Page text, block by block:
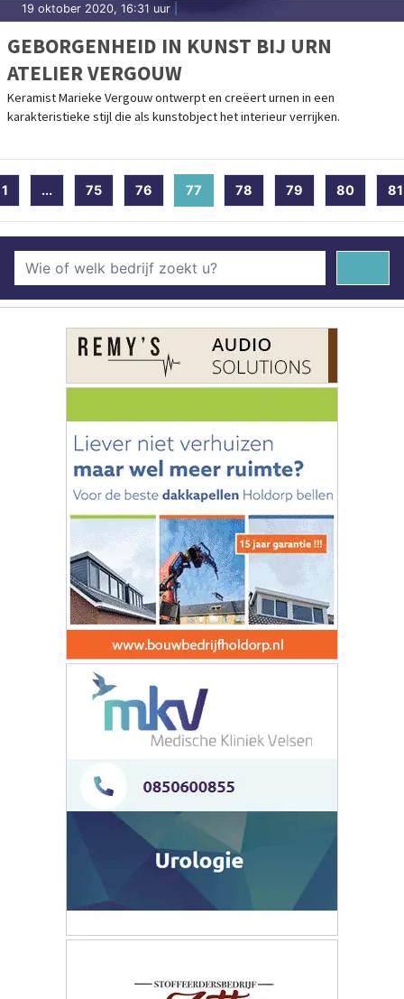
19 oktober 2020, 16:31 uur
GEBORGENHEID IN KUNST BIJ URN
ATELIER VERGOUW
Keramist Marieke Vergouw ontwerpt en creëert urnen in een
karakteristieke stijl die als kunstobject het interieur verrijken.
1 ... 75 76 77 (current)
78 79 80 81